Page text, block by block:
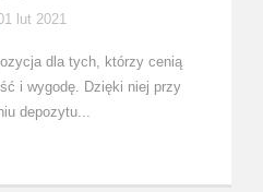
lut 2021
dla tych, którzy cenią
i wygodę. Dzięki niej przy
depozytu...